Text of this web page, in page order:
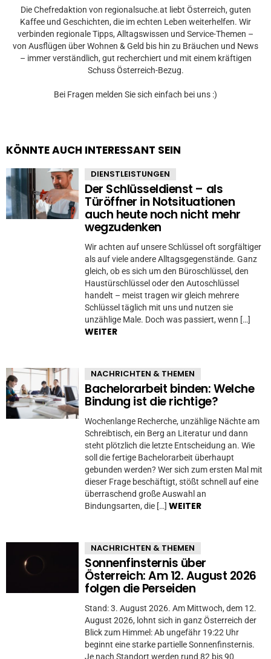
Die Chefredaktion von regionalsuche.at liebt Österreich, guten
Kaffee und Geschichten, die im echten Leben weiterhelfen. Wir
verbinden regionale Tipps, Alltagswissen und Service-Themen –
von Ausflügen über Wohnen & Geld bis hin zu Bräuchen und News
– immer verständlich, gut recherchiert und mit einem kräftigen
Schuss Österreich-Bezug.
Bei Fragen melden Sie sich einfach bei uns :)
KÖNNTE AUCH INTERESSANT SEIN
DIENSTLEISTUNGEN
Der Schlüsseldienst – als
Türöffner in Notsituationen
auch heute noch nicht mehr
wegzudenken
Wir achten auf unsere Schlüssel oft sorgfältiger
als auf viele andere Alltagsgegenstände. Ganz
gleich, ob es sich um den Büroschlüssel, den
Haustürschlüssel oder den Autoschlüssel
handelt – meist tragen wir gleich mehrere
Schlüssel täglich mit uns und nutzen sie
unzählige Male. Doch was passiert, wenn […]
WEITER
NACHRICHTEN & THEMEN
Bachelorarbeit binden: Welche
Bindung ist die richtige?
Wochenlange Recherche, unzählige Nächte am
Schreibtisch, ein Berg an Literatur und dann
steht plötzlich die letzte Entscheidung an. Wie
soll die fertige Bachelorarbeit überhaupt
gebunden werden? Wer sich zum ersten Mal mit
dieser Frage beschäftigt, stößt schnell auf eine
überraschend große Auswahl an
Bindungsarten, die […] WEITER
NACHRICHTEN & THEMEN
Sonnenfinsternis über
Österreich: Am 12. August 2026
folgen die Perseiden
Stand: 3. August 2026. Am Mittwoch, dem 12.
August 2026, lohnt sich in ganz Österreich der
Blick zum Himmel: Ab ungefähr 19:22 Uhr
beginnt eine starke partielle Sonnenfinsternis.
Je nach Standort werden rund 82 bis 90